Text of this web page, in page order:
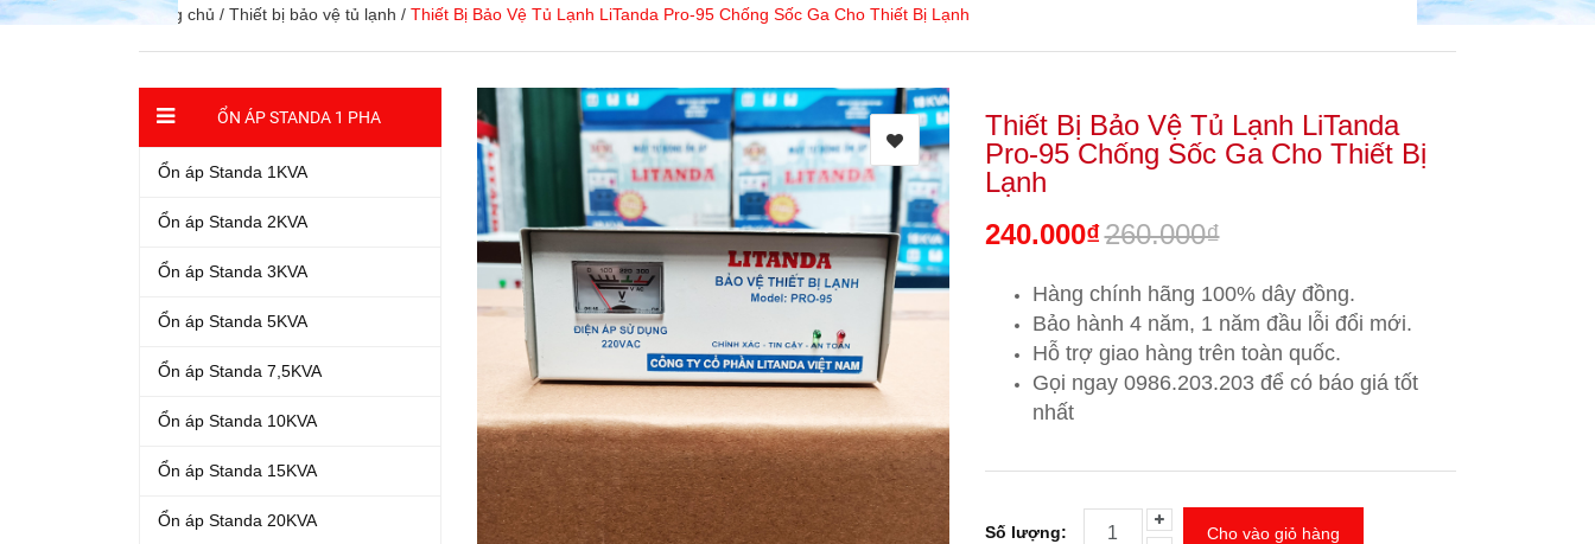
Trang chủ / Thiết bị bảo vệ tủ lạnh / Thiết Bị Bảo Vệ Tủ Lạnh LiTanda Pro-95 Chống Sốc Ga Cho Thiết Bị Lạnh
ỔN ÁP STANDA 1 PHA
Ổn áp Standa 1KVA
Ổn áp Standa 2KVA
Ổn áp Standa 3KVA
Ổn áp Standa 5KVA
Ổn áp Standa 7,5KVA
Ổn áp Standa 10KVA
Ổn áp Standa 15KVA
Ổn áp Standa 20KVA
Thiết Bị Bảo Vệ Tủ Lạnh LiTanda
Pro-95 Chống Sốc Ga Cho Thiết Bị
Lạnh
240.000₫260.000₫
Hàng chính hãng 100% dây đồng.
Bảo hành 4 năm, 1 năm đầu lỗi đổi mới.
Hỗ trợ giao hàng trên toàn quốc.
Gọi ngay 0986.203.203 để có báo giá tốt
nhất
Số lượng: Cho vào giỏ hàng